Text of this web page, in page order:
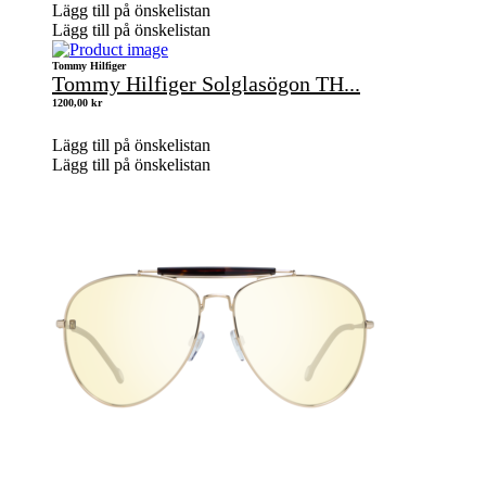
Lägg till på önskelistan
Lägg till på önskelistan
Tommy Hilfiger
Tommy Hilfiger Solglasögon TH...
1200,00 kr
Lägg till på önskelistan
Lägg till på önskelistan